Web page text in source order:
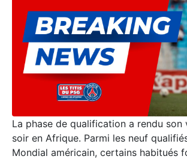
La phase de qualification a rendu
soir en Afrique. Parmi les neuf
Mondial américain, certains habitués